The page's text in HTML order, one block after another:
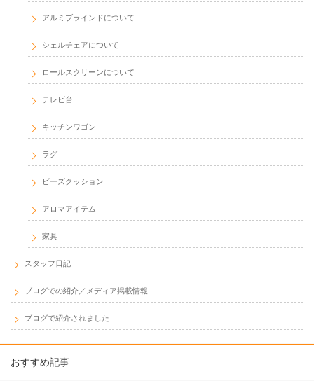
アルミブラインドについて
シェルチェアについて
ロールスクリーンについて
テレビ台
キッチンワゴン
ラグ
ビーズクッション
アロマアイテム
家具
スタッフ日記
ブログでの紹介／メディア掲載情報
ブログで紹介されました
おすすめ記事